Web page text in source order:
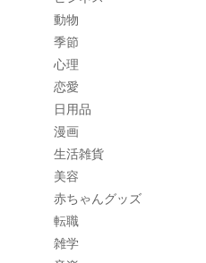
動物
季節
心理
恋愛
日用品
漫画
生活雑貨
美容
赤ちゃんグッズ
転職
雑学